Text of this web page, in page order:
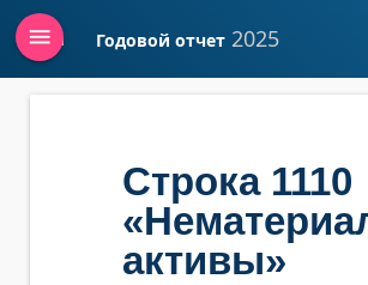
Войти Годовой отчет 2025
menu
Строка 1110
активы»